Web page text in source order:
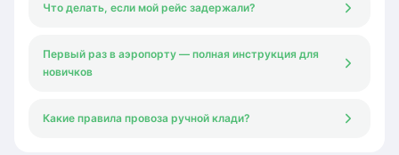
Что делать, если мой рейс задержали?
Первый раз в аэропорту — полная инструкция для
новичков
Какие правила провоза ручной клади?